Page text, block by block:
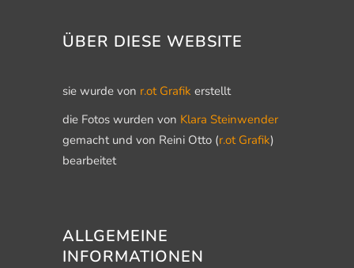
ÜBER DIESE WEBSITE
sie wurde von r.ot Grafik erstellt
die Fotos wurden von Klara Steinwender
gemacht und von Reini Otto (r.ot Grafik)
bearbeitet
ALLGEMEINE
INFORMATIONEN